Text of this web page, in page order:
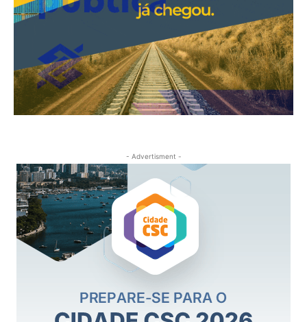
- Advertisment -